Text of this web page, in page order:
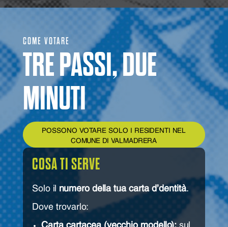
COME VOTARE
TRE PASSI, DUE
MINUTI
POSSONO VOTARE SOLO I RESIDENTI NEL
COMUNE DI VALMADRERA
COSA TI SERVE
Solo il numero della tua carta d'dentità.
Dove trovarlo:
Carta cartacea (vecchio modello): sul